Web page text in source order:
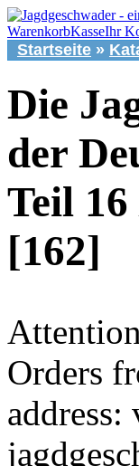
WarenkorbKasseIhr
Startseite »
Die
der
Teil
[162]
Orders
address: